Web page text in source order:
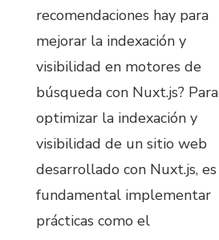
recomendaciones hay para
mejorar la indexación y
visibilidad en motores de
búsqueda con Nuxt.js? Para
optimizar la indexación y
visibilidad de un sitio web
desarrollado con Nuxt.js, es
fundamental implementar
prácticas como el